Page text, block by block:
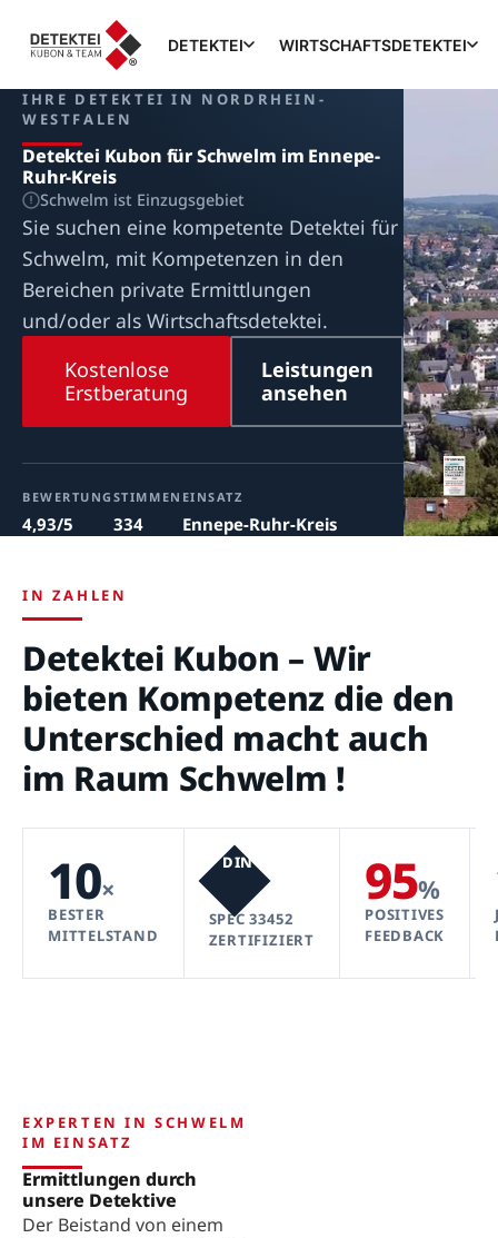
DETEKTEI WIRTSCHAFTSDETEKTEI
IHRE DETEKTEI IN NORDRHEIN-
WESTFALEN
Detektei Kubon für Schwelm im Ennepe-
Ruhr-Kreis
Schwelm ist Einzugsgebiet
Sie suchen eine kompetente Detektei für
Schwelm, mit Kompetenzen in den
Bereichen private Ermittlungen
und/oder als Wirtschaftsdetektei.
Kostenlose
Erstberatung
Leistungen
ansehen
BEWERTUNG
4,93/5
STIMMEN
334
EINSATZ
Ennepe-Ruhr-Kreis
IN ZAHLEN
Detektei Kubon – Wir
bieten Kompetenz die den
Unterschied macht auch
im Raum Schwelm !
10×
BESTER
MITTELSTAND
DIN
SPEC 33452
ZERTIFIZIERT
95%
POSITIVES
FEEDBACK
EXPERTEN IN SCHWELM
IM EINSATZ
Ermittlungen durch
unsere Detektive
Der Beistand von einem